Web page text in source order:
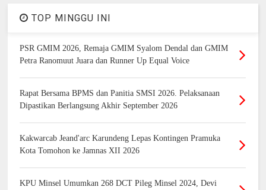
TOP MINGGU INI
PSR GMIM 2026, Remaja GMIM Syalom Dendal dan GMIM
Petra Ranomuut Juara dan Runner Up Equal Voice
Rapat Bersama BPMS dan Panitia SMSI 2026. Pelaksanaan
Dipastikan Berlangsung Akhir September 2026
Kakwarcab Jeand'arc Karundeng Lepas Kontingen Pramuka
Kota Tomohon ke Jamnas XII 2026
KPU Minsel Umumkan 268 DCT Pileg Minsel 2024, Devi